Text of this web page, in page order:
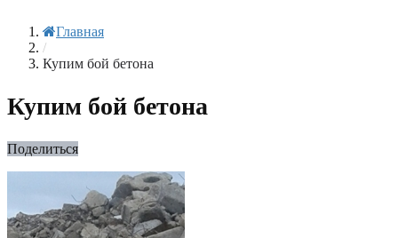
Главная
/
Купим бой бетона
Купим бой бетона
Поделиться